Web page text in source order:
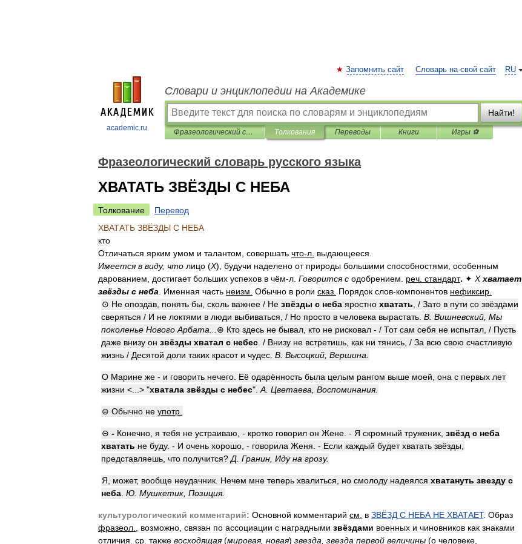
academic.ru
RU
Запомнить сайт Словарь на свой сайт
Словари и энциклопедии на Академике
Найти!
Фразеологический словарь русского языка Толкования Переводы Книги Игры ⚽
Фразеологический словарь русского языка
ХВАТАТЬ ЗВЁЗДЫ С НЕБА
Толкование
Перевод
ХВАТАТЬ ЗВЁЗДЫ С НЕБА
кто
Отличаться ярким умом и талантом совершать что-л выдающееся
Имеется в виду, что лицо (Х), будучи наделено от природы большими способностями особенным
дарованием
достигает больших успехов в чём-л Говорится с одобрением реч стандарт. ✦ Х хватает
звёзды с неба Именная часть неизм Обычно в роли сказ Порядок слов-компонентов нефиксир
⊙ Не опоздав понять бы сколь важнее / Не звёзды с неба яростно хватать , / Зато в пути со звёздами
сверяться / И не локтями в люди выбиваться , / Но просто в человека вырастать В Вишневский Мы
поколенье Нового Арбата ⊛ Кто здесь не бывал кто не рисковал - / Тот сам себя не испытал , / Пусть
даже внизу он звёзды хватал с небес . / Внизу не встретишь как ни тянись , / За всю свою счастливую
жизнь / Десятой доли таких красот и чудес В Высоцкий Вершина
О Марине же - и говорить нечего Её одарённость была целым рангом выше моей она с первых лет
жизни <...> "хватала звёзды с небес". А Цветаева Воспоминания.
⊜ Обычно не употр
⊝ - Конечно я тебя не устраиваю , - кротко говорил он Жене . - Я скромный труженик звёзд с неба
хватать не буду. - И очень хорошо , - говорила Женя . - Если каждый будет хватать звёзды
представляешь что получится? Д Гранин Иду на грозу.
Я может, вообще неудачник Нечем мне теперь хвалиться но смолоду надеялся хватануть звезду с
неба Ю Мушкетик Позиция.
культурологический комментарий: Основной комментарий см в ЗВЁЗД С НЕБА НЕ ХВАТАЕТ. Образ
фразеол
возможно связан по ассоциации с наградными звёздами военных и чиновников как знаками
отличия ср также восходящая(мировая, новая) звезда звезда первой величины (о человеке